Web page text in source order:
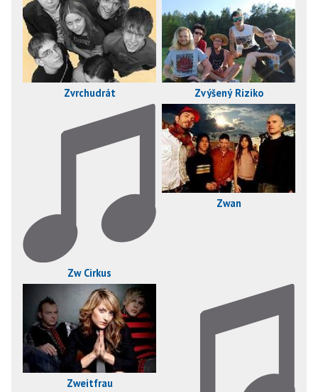
Zvrchudrát Zvýšený Riziko
Zw Cirkus
Zwan
Zweitfrau